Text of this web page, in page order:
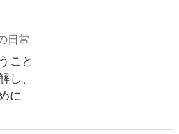
日常
こと
し、
に